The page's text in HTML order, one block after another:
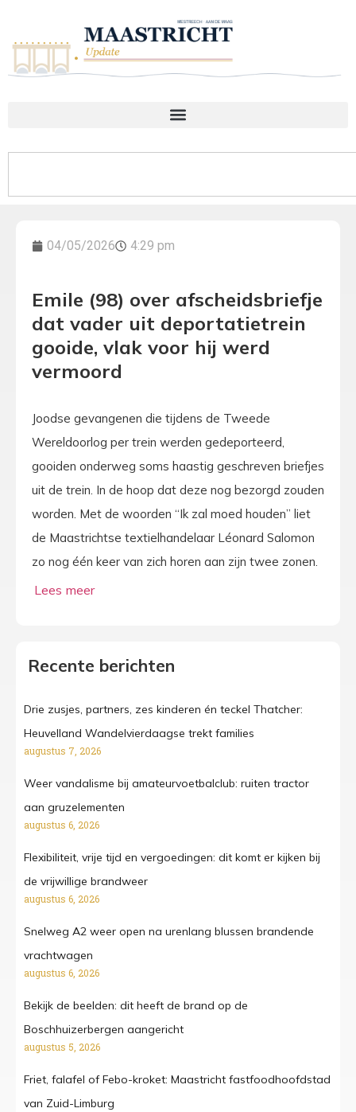
04/05/2026 4:29 pm
Emile (98) over afscheidsbriefje
dat vader uit deportatietrein
gooide, vlak voor hij werd
vermoord
Joodse gevangenen die tijdens de Tweede
Wereldoorlog per trein werden gedeporteerd,
gooiden onderweg soms haastig geschreven briefjes
uit de trein. In de hoop dat deze nog bezorgd zouden
worden. Met de woorden “Ik zal moed houden” liet
de Maastrichtse textielhandelaar Léonard Salomon
zo nog één keer van zich horen aan zijn twee zonen.
Recente berichten
Drie zusjes, partners, zes kinderen én teckel Thatcher:
Heuvelland Wandelvierdaagse trekt families
augustus 7, 2026
Weer vandalisme bij amateurvoetbalclub: ruiten tractor
aan gruzelementen
augustus 6, 2026
Flexibiliteit, vrije tijd en vergoedingen: dit komt er kijken bij
de vrijwillige brandweer
augustus 6, 2026
Snelweg A2 weer open na urenlang blussen brandende
vrachtwagen
augustus 6, 2026
Bekijk de beelden: dit heeft de brand op de
Boschhuizerbergen aangericht
augustus 5, 2026
Friet, falafel of Febo-kroket: Maastricht fastfoodhoofdstad
van Zuid-Limburg